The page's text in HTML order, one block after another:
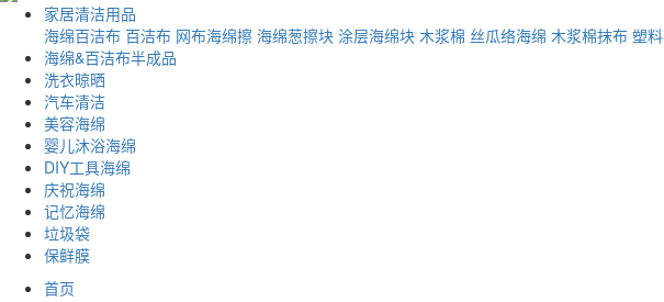
家居清洁用品
海绵百洁布 百洁布 网布海绵擦 海绵葱擦块 涂层海绵块 木浆棉 丝瓜络海绵 木浆棉抹布 塑
海绵&百洁布半成品
洗衣晾晒
汽车清洁
美容海绵
婴儿沐浴海绵
DIY工具海绵
庆祝海绵
记忆海绵
垃圾袋
保鲜膜
首页